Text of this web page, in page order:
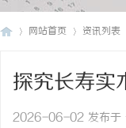
网站首页 资讯列表
探究长寿实
2026-06-02 发布于